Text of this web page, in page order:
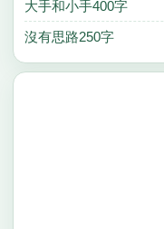
大手和小手400字
沒有思路250字